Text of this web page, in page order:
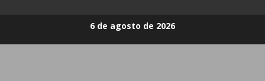
6 de agosto de 2026